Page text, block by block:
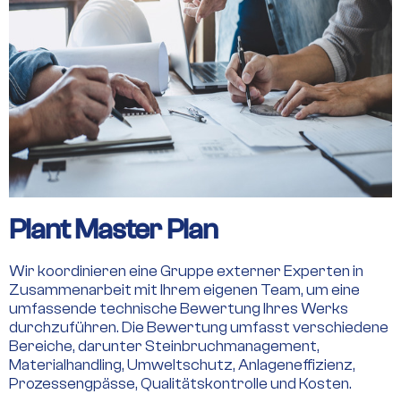
Plant Master Plan
Wir koordinieren eine Gruppe externer Experten in
Zusammenarbeit mit Ihrem eigenen Team, um eine
umfassende technische Bewertung Ihres Werks
durchzuführen. Die Bewertung umfasst verschiedene
Bereiche, darunter Steinbruchmanagement,
Materialhandling, Umweltschutz, Anlageneffizienz,
Prozessengpässe, Qualitätskontrolle und Kosten.